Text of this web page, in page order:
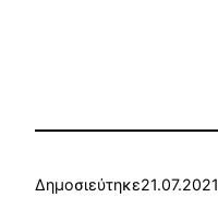
Δημοσιεύτηκε21.07.2021